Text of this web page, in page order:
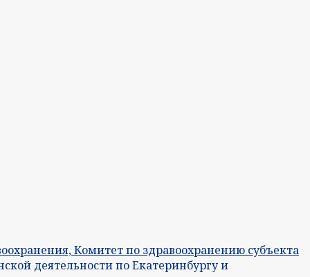
Комитет по здравоохранению субъекта
деятельности по Екатеринбургу и